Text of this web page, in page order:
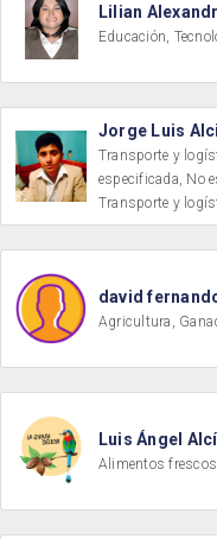
Lilian
Educación,
Jorge Luis
Transporte y
especificada, No
Transporte y
david
Agricultura,
Luis Ángel
Alimentos